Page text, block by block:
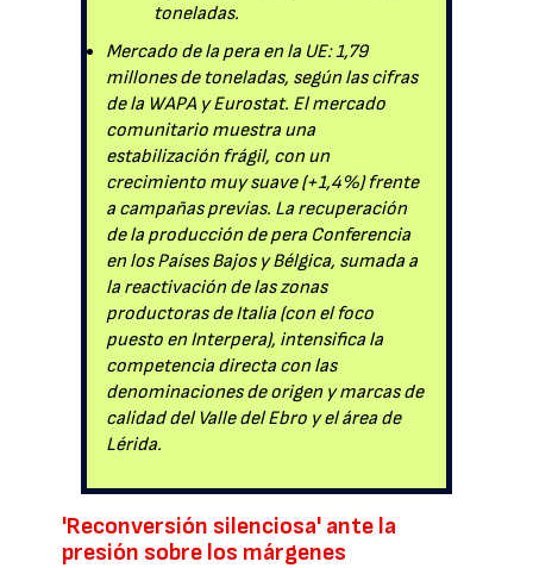
toneladas.
Mercado de la pera en la UE: 1,79
millones de toneladas, según las cifras
de la WAPA y Eurostat. El mercado
comunitario muestra una
estabilización frágil, con un
crecimiento muy suave (+1,4%) frente
a campañas previas. La recuperación
de la producción de pera Conferencia
en los Países Bajos y Bélgica, sumada a
la reactivación de las zonas
productoras de Italia (con el foco
puesto en Interpera), intensifica la
competencia directa con las
denominaciones de origen y marcas de
calidad del Valle del Ebro y el área de
Lérida.
'Reconversión silenciosa' ante la
presión sobre los márgenes